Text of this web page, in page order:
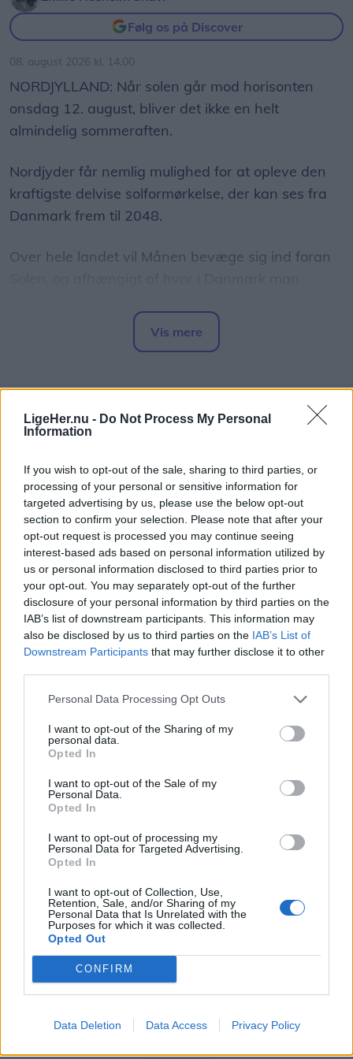
LigeHer.nu - Do Not Process My Personal
Information
If you wish to opt-out of the sale, sharing to third parties, or
processing of your personal or sensitive information for
targeted advertising by us, please use the below opt-out
section to confirm your selection. Please note that after your
opt-out request is processed you may continue seeing
interest-based ads based on personal information utilized by
us or personal information disclosed to third parties prior to
your opt-out. You may separately opt-out of the further
disclosure of your personal information by third parties on the
IAB’s list of downstream participants. This information may
also be disclosed by us to third parties on the IAB’s List of
Downstream Participants that may further disclose it to other
Personal Data Processing Opt Outs
I want to opt-out of the Sharing of my
personal data.
Opted In
I want to opt-out of the Sale of my
Personal Data.
Opted In
I want to opt-out of processing my
Personal Data for Targeted Advertising.
Opted In
I want to opt-out of Collection, Use,
Retention, Sale, and/or Sharing of my
Personal Data that Is Unrelated with the
Purposes for which it was collected.
Opted Out
CONFIRM
Data Deletion Data Access Privacy Policy
Følg os på Discover
08. august 2026 kl. 14.00
NORDJYLLAND: Når solen går mod horisonten
onsdag 12. august, bliver det ikke en helt
almindelig sommeraften.
Nordjyder får nemlig mulighed for at opleve den
kraftigste delvise solformørkelse, der kan ses fra
Danmark frem til 2048.
Over hele landet vil Månen bevæge sig ind foran
Formørkelsen topper omkring klokken 20.00, kort
før solnedgang, hvilket giver gode muligheder for
mod vest.
For mange nordjyder kan kysterne, fjordene og de
åbne landskaber danne en flot ramme om den
sjældne naturoplevelse, hvis vejret arter sig.
- En solformørkelse er en af de få begivenheder,
der kan få os alle til at stoppe op og kigge i
samme retning. Det er både smukt, fascinerende
og en fantastisk anledning til at samles om Solen,
universet. Med Sol26 vil vi give danskerne en
fælles oplevelse – og inspirere til ny viden og
nysgerrighed på naturvidenskab, siger Tina Ibsen,
Sol26.
Herunder får man et overblik over, hvornår
solformørkelsen rammer forskellige steder i
Vis mere
28 børn starter i skole - uden en skole
Lokalredaktionen
09. august 2026 kl. 06.02
STØVRING: Det lyder næsten umuligt. Men tirsdag
11. august bliver 28 børn i Støvring de allerførste
skolen først står færdig i 2030.
Normalt bliver nye skoleelever budt velkommen til
en skolebygning. Men for 28 børn i Støvring bliver
første skoledag begyndelsen på noget, der endnu